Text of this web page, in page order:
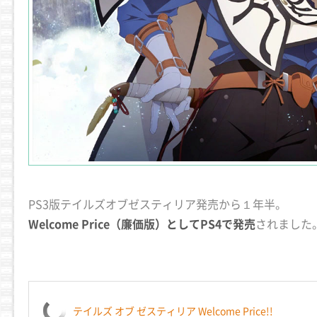
PS3版テイルズオブゼスティリア発売から１年半。
Welcome Price（廉価版）としてPS4で発売されました
テイルズ オブ ゼスティリア Welcome Price!!